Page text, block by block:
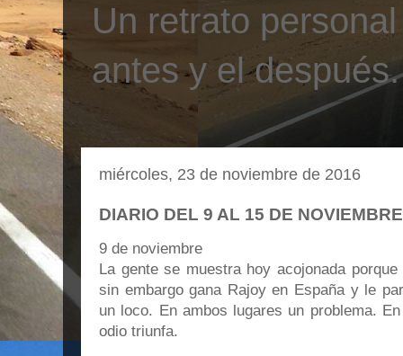
Un retrato
antes y el después.
miércoles, 23 de noviembre de 2016
DIARIO DEL 9 AL 15 DE NOVIEMBRE
9 de noviembre
La gente se muestra hoy acojonada
sin embargo gana Rajoy en España y le
un loco. En ambos lugares un problema.
odio triunfa.